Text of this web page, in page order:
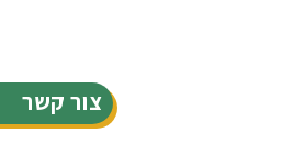
צור קשר